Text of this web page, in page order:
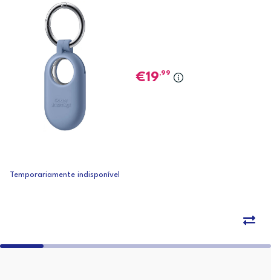
19,99
Temporariamente indisponível